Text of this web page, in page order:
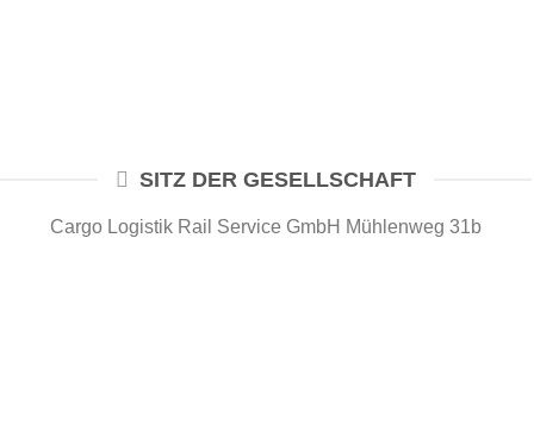
SITZ DER GESELLSCHAFT
Cargo Logistik Rail Service GmbH Mühlenweg 31b